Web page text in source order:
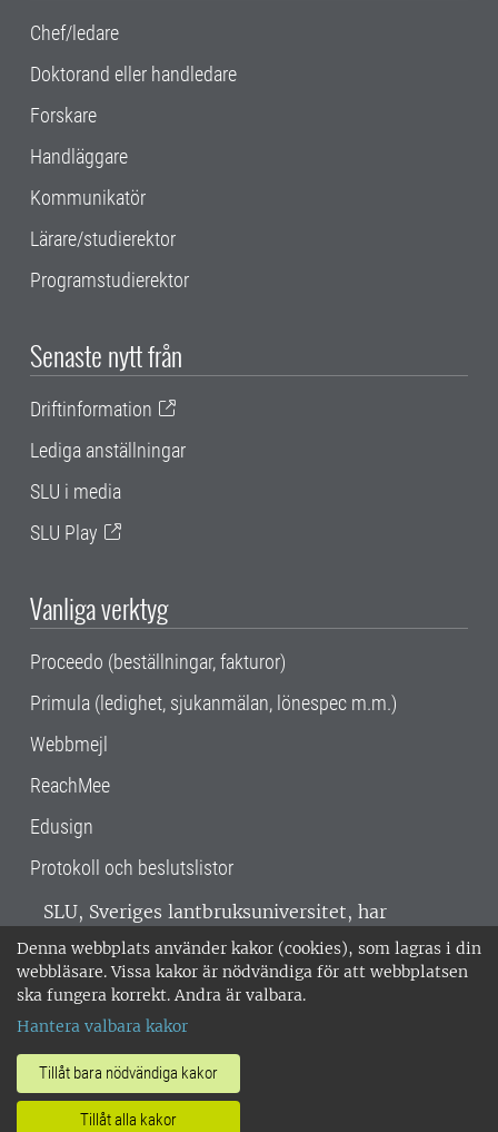
Denna webbplats använder kakor (cookies), som lagras i din
webbläsare. Vissa kakor är nödvändiga för att webbplatsen
ska fungera korrekt. Andra är valbara.
Hantera valbara kakor
Tillåt bara nödvändiga kakor
Tillåt alla kakor
Chef/ledare
Doktorand eller handledare
Forskare
Handläggare
Kommunikatör
Lärare/studierektor
Programstudierektor
Senaste nytt från
Driftinformation
Lediga anställningar
SLU i media
SLU Play
Vanliga verktyg
Proceedo (beställningar, fakturor)
Primula (ledighet, sjukanmälan, lönespec m.m.)
Webbmejl
ReachMee
Edusign
Protokoll och beslutslistor
SLU, Sveriges lantbruksuniversitet, har
verksamhet över hela Sverige. Huvudorter är
Alnarp, Uppsala och Umeå.SLU är
miljöcertifierat enligt ISO 14001. •
018-67 10 00 • Org nr: 202100-2817 •
Om SLU:s webbplatser
•Hantera kakor•Behandling av
personuppgifter